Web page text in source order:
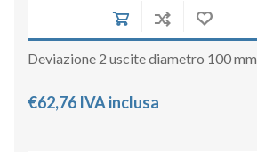
Deviazione 2 uscite diametro 100 mm
€62,76 IVA inclusa